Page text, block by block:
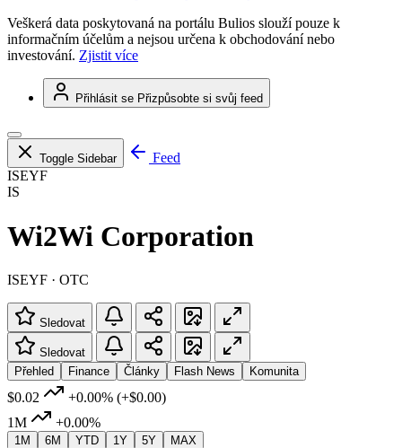
Veškerá data poskytovaná na portálu Bulios slouží pouze k
informačním účelům a nejsou určena k obchodování nebo
investování. Zjistit více
Přihlásit se Přizpůsobte si svůj feed
Toggle Sidebar
Feed
ISEYF
IS
Wi2Wi Corporation
ISEYF · OTC
Sledovat
Sledovat
Přehled
Finance Články Flash News Komunita
$0.02 +0.00% (+$0.00)
1M
+0.00%
1M 6M YTD 1Y 5Y MAX